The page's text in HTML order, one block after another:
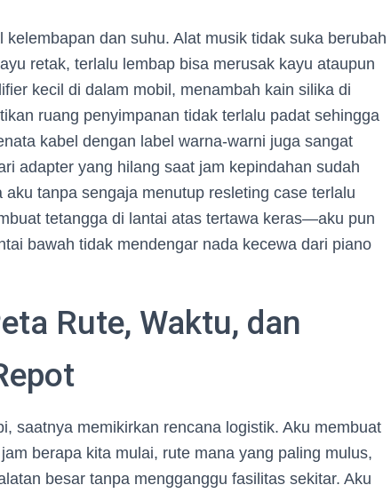
dan suhu. Alat musik tidak suka berubah
retak, terlalu lembap bisa merusak kayu ataupun
kecil di dalam mobil, menambah kain silika di
ruang penyimpanan tidak terlalu padat sehingga
kabel dengan label warna-warni juga sangat
adapter yang hilang saat jam kepindahan sudah
tanpa sengaja menutup resleting case terlalu
tetangga di lantai atas tertawa keras—aku pun
bawah tidak mendengar nada kecewa dari piano
Rute, Waktu, dan
saatnya memikirkan rencana logistik. Aku membuat
berapa kita mulai, rute mana yang paling mulus,
besar tanpa mengganggu fasilitas sekitar. Aku